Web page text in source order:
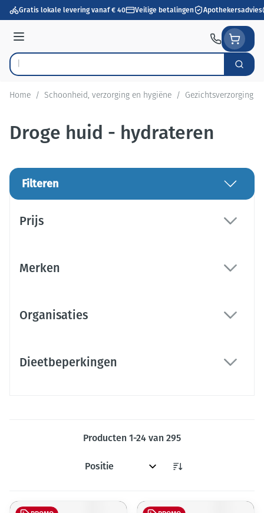
Ga naar de inhoud
Gratis lokale levering vanaf € 40 Veilige betalingen Apothekersadvies
Menu
Product, merk, categorie... Zoek
Home / Schoonheid, verzorging en hygiëne / Gezichtsverzorging
Droge huid - hydrateren
Filteren
Prijs
Merken
Organisaties
Dieetbeperkingen
Producten 1-24 van 295
Sorteer op: